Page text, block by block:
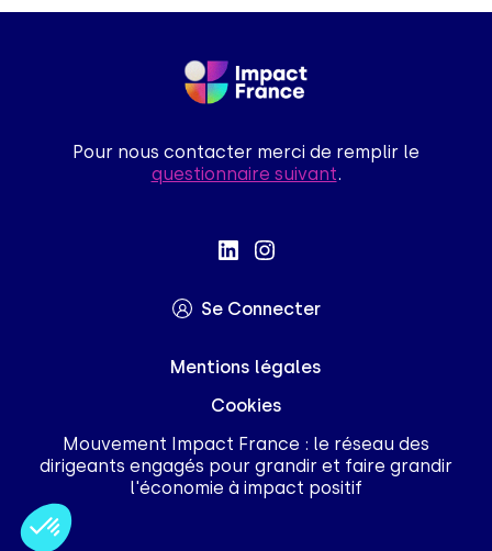
Pour nous contacter merci de remplir le
questionnaire suivant.
Se Connecter
Mentions légales
Cookies
Mouvement Impact France : le réseau des
dirigeants engagés pour grandir et faire grandir
l'économie à impact positif